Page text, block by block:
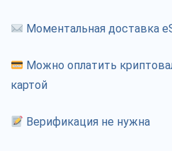
Моментальная доставка
Можно оплатить
картой
Верификация не нужна